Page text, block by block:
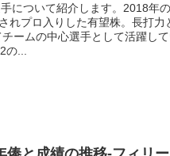
について紹介します。2018年の
れプロ入りした有望株。長打力
ームの中心選手として活躍し
...